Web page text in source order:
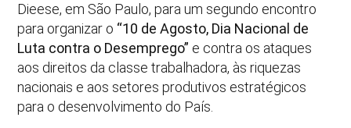
Dieese, em São Paulo, para um segundo encontro
para organizar o “10 de Agosto, Dia Nacional de
Luta contra o Desemprego” e contra os ataques
aos direitos da classe trabalhadora, às riquezas
nacionais e aos setores produtivos estratégicos
para o desenvolvimento do País.